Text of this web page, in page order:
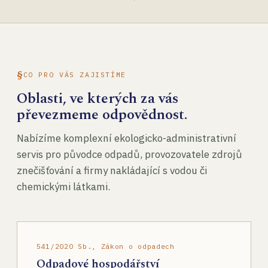
CO PRO VÁS ZAJISTÍME
Oblasti, ve kterých za vás
převezmeme odpovědnost.
Nabízíme komplexní ekologicko-administrativní
servis pro původce odpadů, provozovatele zdrojů
znečišťování a firmy nakládající s vodou či
chemickými látkami.
541/2020 Sb., Zákon o odpadech
Odpadové hospodářství